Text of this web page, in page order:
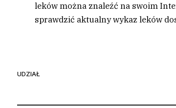
leków można znaleźć na swoim
sprawdzić aktualny wykaz leków
UDZIAŁ